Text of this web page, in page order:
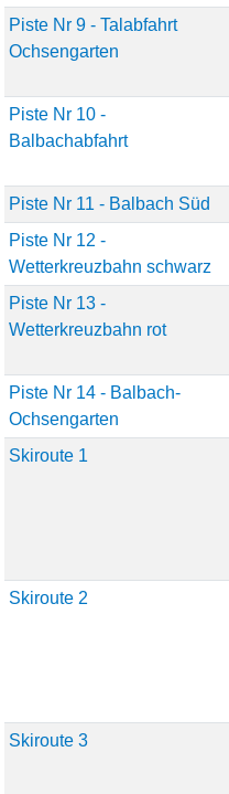
Piste Nr 9 - Talabfahrt
Ochsengarten
Piste Nr 10 -
Balbachabfahrt
Piste Nr 11 - Balbach Süd
Piste Nr 12 -
Wetterkreuzbahn schwarz
Piste Nr 13 -
Wetterkreuzbahn rot
Piste Nr 14 - Balbach-
Ochsengarten
Skiroute 1
Skiroute 2
Skiroute 3